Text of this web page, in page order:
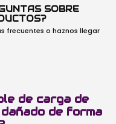
SOBRE
frecuentes o haznos llegar
de carga de
de forma